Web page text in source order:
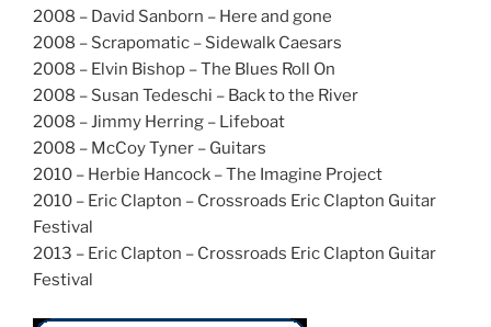
2008 – David Sanborn – Here and gone
2008 – Scrapomatic – Sidewalk Caesars
2008 – Elvin Bishop – The Blues Roll On
2008 – Susan Tedeschi – Back to the River
2008 – Jimmy Herring – Lifeboat
2008 – McCoy Tyner – Guitars
2010 – Herbie Hancock – The Imagine Project
2010 – Eric Clapton – Crossroads Eric Clapton Guitar
Festival
2013 – Eric Clapton – Crossroads Eric Clapton Guitar
Festival